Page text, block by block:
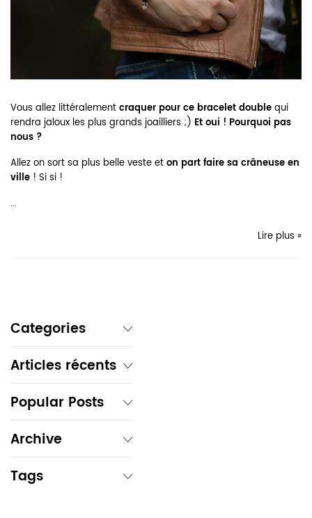
Vous allez littéralementcraquer pour ce bracelet doublequi
rendra jaloux les plus grands joailliers ;) Et oui ! Pourquoi pas
nous ?
Allez on sort sa plus belle veste eton part faire sa crâneuse en
ville ! Si si !
...
Lire plus »
Categories
Articles récents
Popular Posts
Archive
Tags